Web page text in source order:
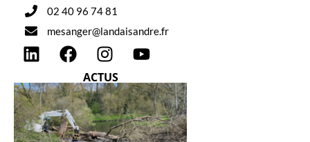
02 40 96 74 81
mesanger@landaisandre.fr
ACTUS